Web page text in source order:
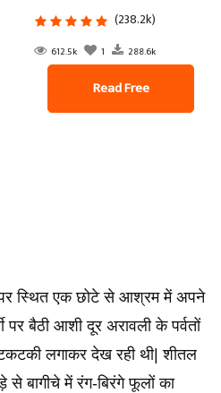
(238.2k)
612.5k 1 288.6k
Read Free
स्थित एक छोटे से आश्रम में अपने
पर बैठी आशी दूर अरावली के पर्वतों
लगाकर देख रही थी| शीतल
बागीचे में रंग-बिरंगे फूलों का